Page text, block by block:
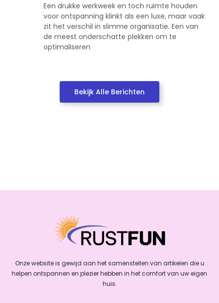
Een drukke werkweek en toch ruimte houden
voor ontspanning klinkt als een luxe, maar vaak
zit het verschil in slimme organisatie. Een van
de meest onderschatte plekken om te
optimaliseren
Bekijk Alle Berichten
Onze website is gewijd aan het samenstellen van artikelen die u
helpen ontspannen en plezier hebben in het comfort van uw eigen
huis.